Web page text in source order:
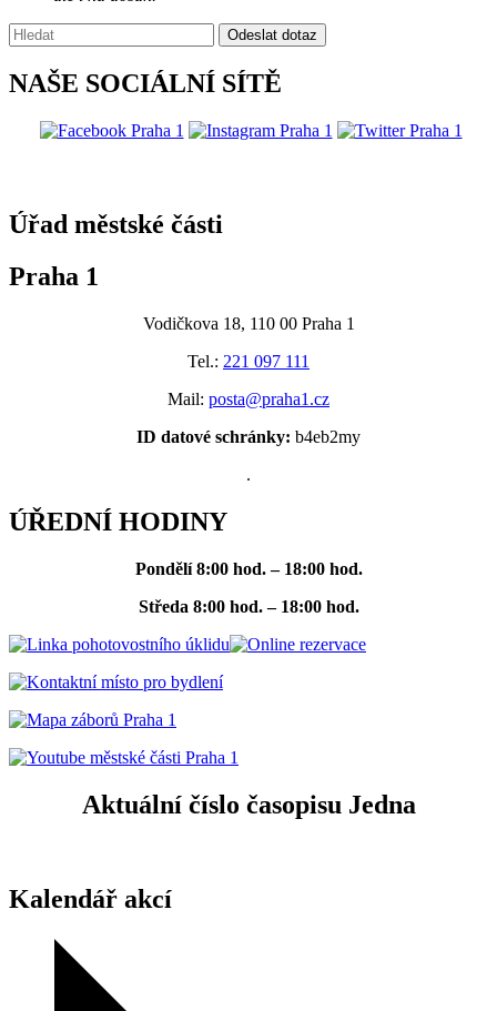
Vyhledávání:
Odeslat dotaz
NAŠE SOCIÁLNÍ SÍTĚ
Úřad městské části
Praha 1
Vodičkova 18, 110 00 Praha 1
Tel.: 221 097 111
Mail: posta@praha1.cz
ID datové schránky: b4eb2my
.
ÚŘEDNÍ HODINY
Pondělí 8:00 hod. – 18:00 hod.
Středa 8:00 hod. – 18:00 hod.
Aktuální číslo časopisu Jedna
Kalendář akcí